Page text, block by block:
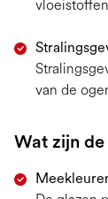
van de
Wat zijn